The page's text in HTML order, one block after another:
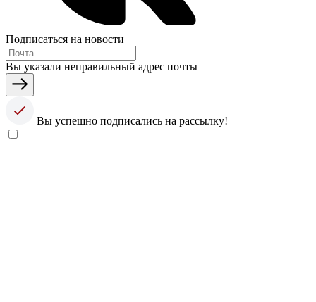
Подписаться на новости
Вы указали неправильный адрес почты
Вы успешно подписались на рассылку!